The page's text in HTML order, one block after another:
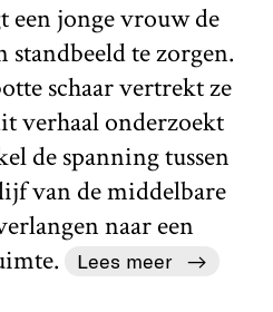
een jonge vrouw de
standbeeld te zorgen.
schaar vertrekt ze
verhaal onderzoekt
de spanning tussen
van de middelbare
naar een
Lees meer